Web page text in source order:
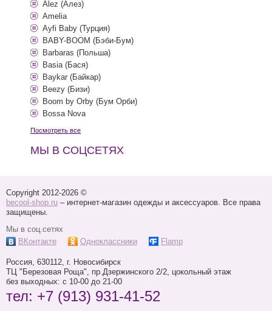
Alez (Алез)
Amelia
Ayfi Baby (Турция)
BABY-BOOM (Бэби-Бум)
Barbaras (Польша)
Basia (Бася)
Baykar (Байкар)
Beezy (Бизи)
Boom by Orby (Бум Орби)
Bossa Nova
Посмотреть все
МЫ В СОЦСЕТЯХ
Copyright 2012-2026 ©
becool-shop.ru – интернет-магазин одежды и аксессуаров. Все права
защищены.
Мы в соц.сетях
ВКонтакте
Одноклассники Flamp
Россия, 630112, г. Новосибирск
ТЦ "Березовая Роща", пр.Дзержинского 2/2, цокольный этаж
без выходных: с 10-00 до 21-00
тел: +7 (913) 931-41-52